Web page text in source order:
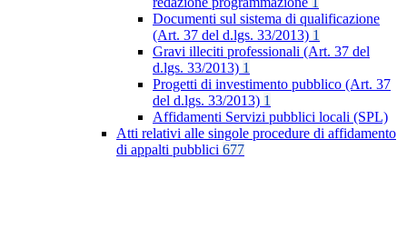
Documenti sul sistema di qualificazione
(Art. 37 del d.lgs. 33/2013) 1
Gravi illeciti professionali (Art. 37 del
d.lgs. 33/2013) 1
Progetti di investimento pubblico (Art. 37
del d.lgs. 33/2013) 1
Affidamenti Servizi pubblici locali (SPL)
Atti relativi alle singole procedure di affidamento
di appalti pubblici 677